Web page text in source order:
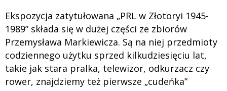
Ekspozycja zatytułowana „PRL w Złotoryi 1945-
1989” składa się w dużej części ze zbiorów
Przemysława Markiewicza. Są na niej przedmioty
codziennego użytku sprzed kilkudziesięciu lat,
takie jak stara pralka, telewizor, odkurzacz czy
rower, znajdziemy też pierwsze „cudeńka”